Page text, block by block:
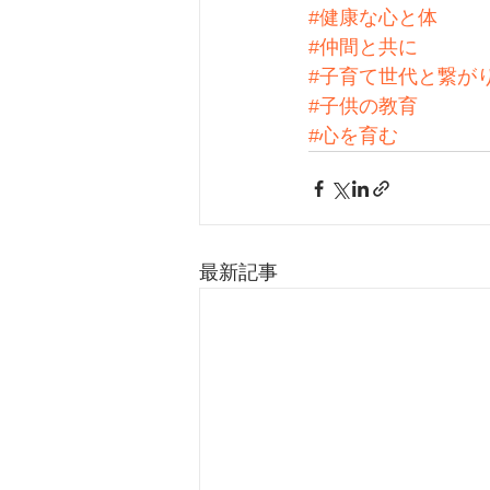
#健康な心と体
#仲間と共に
#子育て世代と繋が
#子供の教育
#心を育む
最新記事